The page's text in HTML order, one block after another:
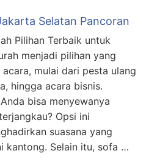
Selatan Pancoran
Pilihan Terbaik untuk
menjadi pilihan yang
mulai dari pesta ulang
hingga acara bisnis.
bisa menyewanya
Opsi ini
suasana yang
kantong. Selain itu, sofa …